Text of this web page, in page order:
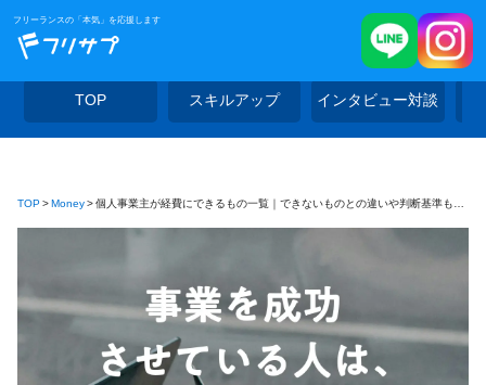
フリーランスの「本気」を応援します
TOP スキルアップ インタビュー対談
TOP Money 個人事業主が経費にできるもの一覧｜できないものとの違いや判断基準も解説